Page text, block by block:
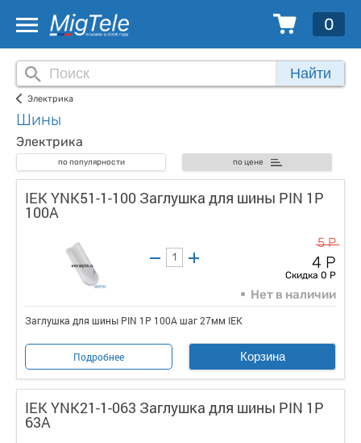
0
Найти
Электрика
Шины
Электрика
по популярности по цене
IEK YNK51-1-100 Заглушка для шины PIN 1Р
100А
5 Р
4 Р
Скидка 0 Р
Нет в наличии
Заглушка для шины PIN 1Р 100А шаг 27мм IEK
Подробнее Корзина
IEK YNK21-1-063 Заглушка для шины PIN 1P
63А